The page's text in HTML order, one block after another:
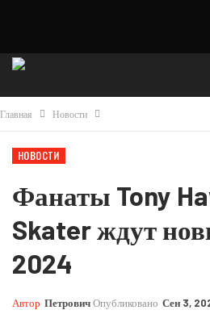
Главная Новости
НОВОСТИ
Фанаты Tony
Skater ждут
2024
Автор ПетровичОпубликовано Сен 3,